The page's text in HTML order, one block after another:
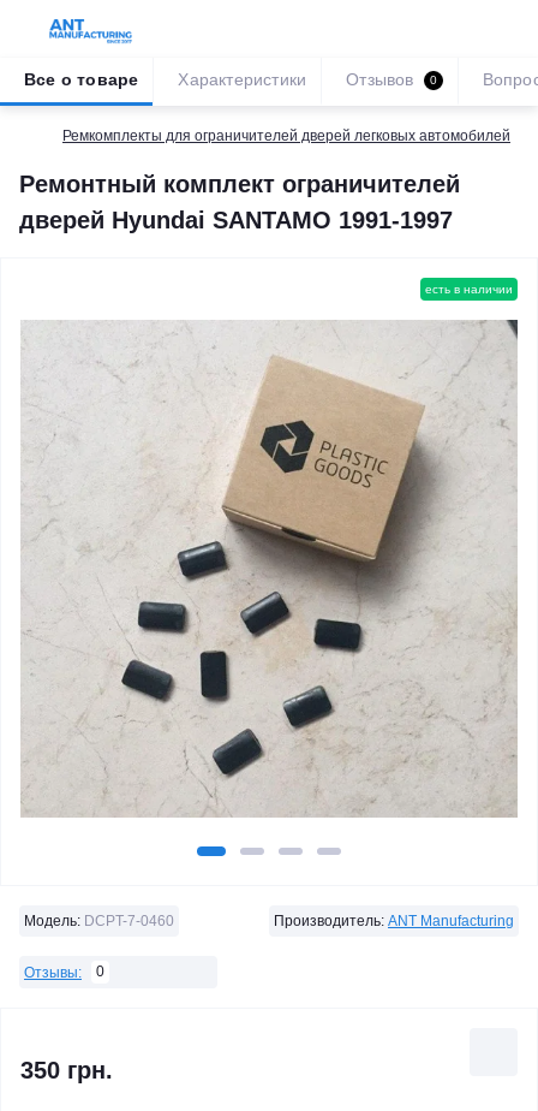
Ремкомплекты для ограничителей дверей легковых автомобилей
Ремонтный комплект ограничителей
дверей Hyundai SANTAMO 1991-1997
Все о товаре Характеристики Отзывов 0
есть в наличии
Модель: DCPT-7-0460 Производитель: ANT Manufacturing
Отзывы: 0
350 грн.